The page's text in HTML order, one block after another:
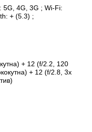
5G, 4G, 3G ; Wi-Fi:
+ (5.3) ;
+ 12 (f/2.2, 120
+ 12 (f/2.8, 3х